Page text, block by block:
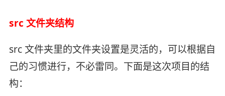
src 文件夹结构
src 文件夹里的文件夹设置是灵活的，可以根据自
己的习惯进行，不必雷同。下面是这次项目的结
构：